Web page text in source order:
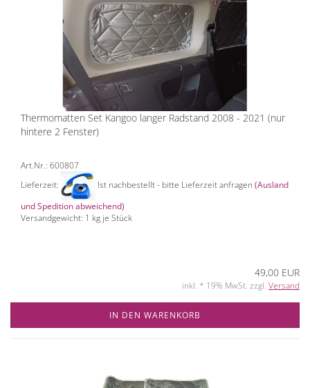
Thermomatten Set Kangoo langer Radstand 2008 - 2021 (nur
hintere 2 Fenster)
Art.Nr.: 600807
Lieferzeit:
Ist nachbestellt - bitte Lieferzeit anfragen (Ausland
und Spedition abweichend)
Versandgewicht: 1 kg je Stück
49,00 EUR
inkl. * 19% MwSt. zzgl. Versand
IN DEN WARENKORB